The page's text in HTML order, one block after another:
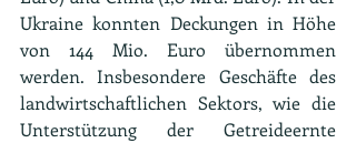
Ukraine konnten Deckungen in Höhe
von 144 Mio. Euro übernommen
werden. Insbesondere Geschäfte des
landwirtschaftlichen Sektors, wie die
Unterstützung der Getreideernte